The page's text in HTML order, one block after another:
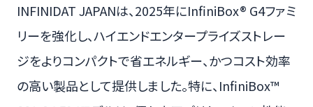
INFINIDAT JAPANは、2025年にInfiniBox® G4ファミ
リーを強化し、ハイエンドエンタープライズストレー
ジをよりコンパクトで省エネルギー、かつコスト効率
の高い製品として提供しました。特に、InfiniBox™